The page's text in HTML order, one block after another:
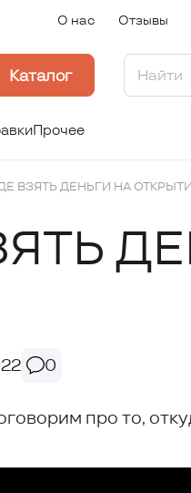
О нас Отзывы
Каталог
Прочее
ВЗЯТЬ ДЕНЬГИ НА
0
про то,